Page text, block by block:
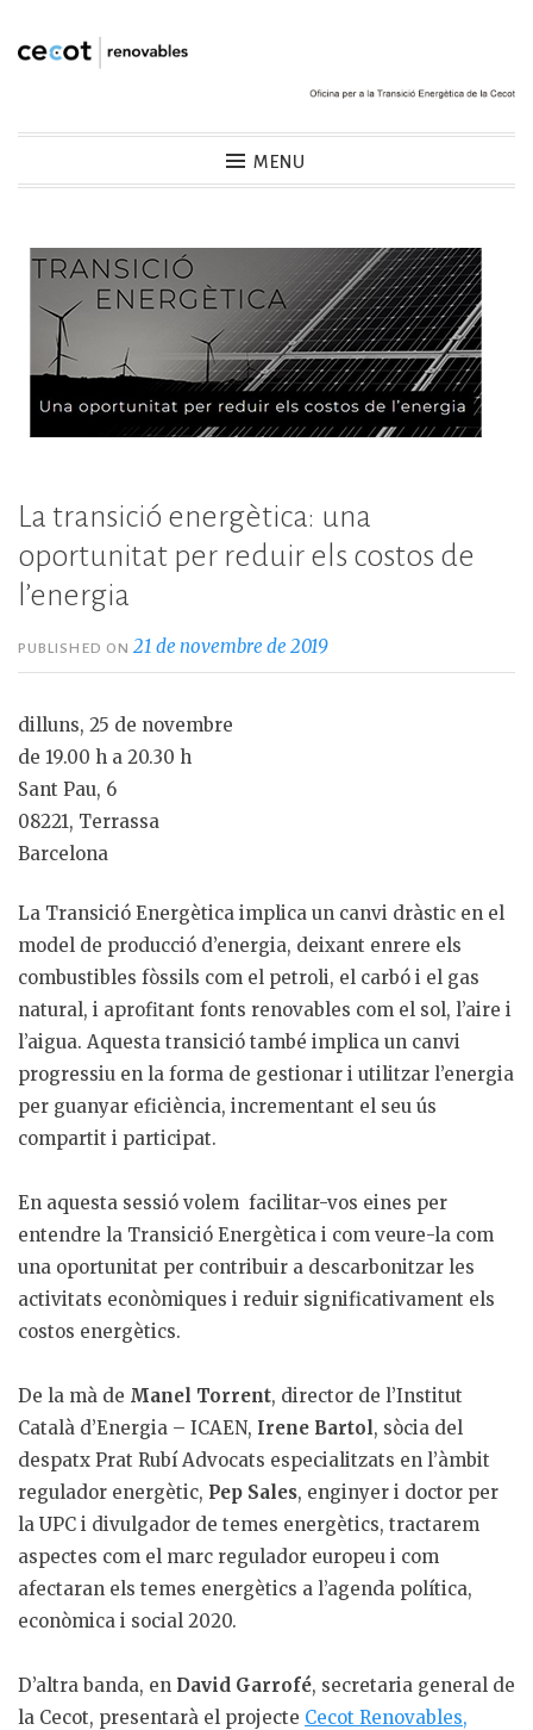
Skip
Cecot Renovables
MENU
La transició energètica: una
oportunitat per reduir els costos de
l’energia
PUBLISHED ON21 de novembre de 2019
dilluns, 25 de novembre
de 19.00 h a 20.30 h
Sant Pau, 6
08221, Terrassa
Barcelona
La Transició Energètica implica un canvi dràstic en el
model de producció d’energia, deixant enrere els
combustibles fòssils com el petroli, el carbó i el gas
natural, i aprofitant fonts renovables com el sol, l’aire i
l’aigua. Aquesta transició també implica un canvi
progressiu en la forma de gestionar i utilitzar l’energia
per guanyar eficiència, incrementant el seu ús
compartit i participat.
En aquesta sessió volem facilitar-vos eines per
entendre la Transició Energètica i com veure-la com
una oportunitat per contribuir a descarbonitzar les
activitats econòmiques i reduir significativament els
costos energètics.
De la mà de Manel Torrent, director de l’Institut
Català d’Energia – ICAEN, Irene Bartol, sòcia del
despatx Prat Rubí Advocats especialitzats en l’àmbit
regulador energètic, Pep Sales, enginyer i doctor per
la UPC i divulgador de temes energètics, tractarem
aspectes com el marc regulador europeu i com
afectaran els temes energètics a l’agenda política,
econòmica i social 2020.
D’altra banda, en David Garrofé, secretaria general de
la Cecot, presentarà el projecte Cecot Renovables,